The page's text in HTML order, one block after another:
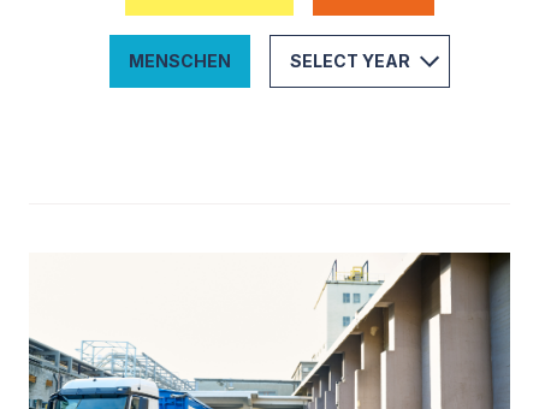
MENSCHEN